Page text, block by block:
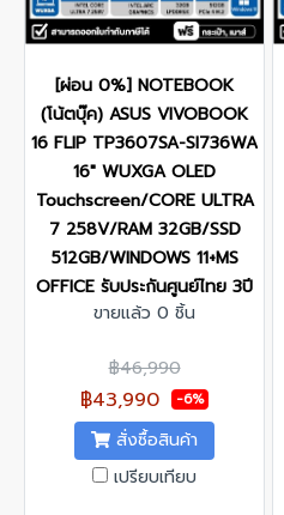
[ผ่อน 0%] NOTEBOOK
(โน้ตบุ๊ค) ASUS VIVOBOOK
16 FLIP TP3607SA-SI736WA
16" WUXGA OLED
Touchscreen/CORE ULTRA
7 258V/RAM 32GB/SSD
512GB/WINDOWS 11+MS
OFFICE รับประกันศูนย์ไทย 3ปี
ขายแล้ว 0 ชิ้น
฿46,990
฿43,990 -6%
สั่งซื้อสินค้า
เปรียบเทียบ